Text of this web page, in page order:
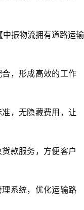
，形成高效的工作
，无隐藏费用，让
款服务，方便客户
系统，优化运输路